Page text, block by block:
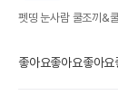
펫띵 눈사람 쿨조끼&
좋아요좋아요좋아요